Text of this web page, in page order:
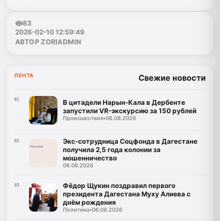
83
2026-02-10 12:59:49
АВТОР ZORIADMIN
ЛЕНТА Свежие новости
01
В цитадели Нарын-Кала в Дербенте
запустили VR-экскурсию за 150 рублей
Происшествия•06.08.2026
02
Экс-сотрудница Соцфонда в Дагестане
получила 2,5 года колонии за
мошенничество
06.08.2026
03
Фёдор Щукин поздравил первого
президента Дагестана Муху Алиева с
днём рождения
Политика•06.08.2026